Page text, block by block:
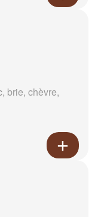
brie, chèvre,